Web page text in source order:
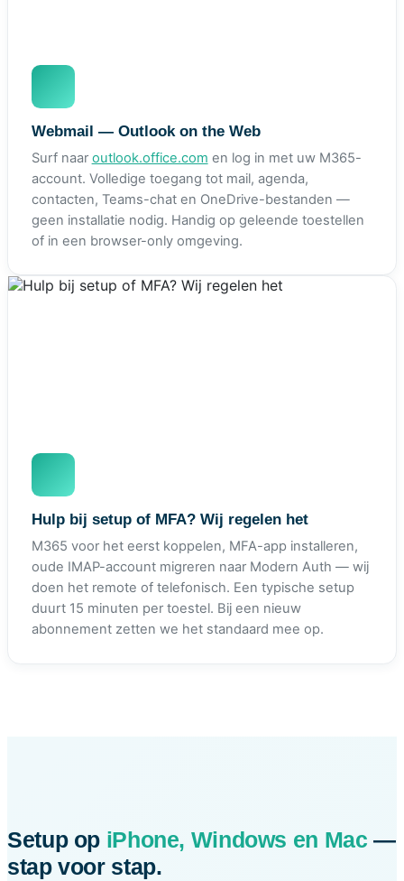
Webmail — Outlook on the Web
Surf naar outlook.office.com en log in met uw M365-
account. Volledige toegang tot mail, agenda,
contacten, Teams-chat en OneDrive-bestanden —
geen installatie nodig. Handig op geleende toestellen
of in een browser-only omgeving.
Hulp bij setup of MFA? Wij regelen het
M365 voor het eerst koppelen, MFA-app installeren,
oude IMAP-account migreren naar Modern Auth — wij
doen het remote of telefonisch. Een typische setup
duurt 15 minuten per toestel. Bij een nieuw
abonnement zetten we het standaard mee op.
Setup op iPhone, Windows en Mac —
stap voor stap.